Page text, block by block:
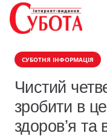
СУБОТНЯ ІНФОРМАЦІЯ
Чистий
зробити в
здоров’я та